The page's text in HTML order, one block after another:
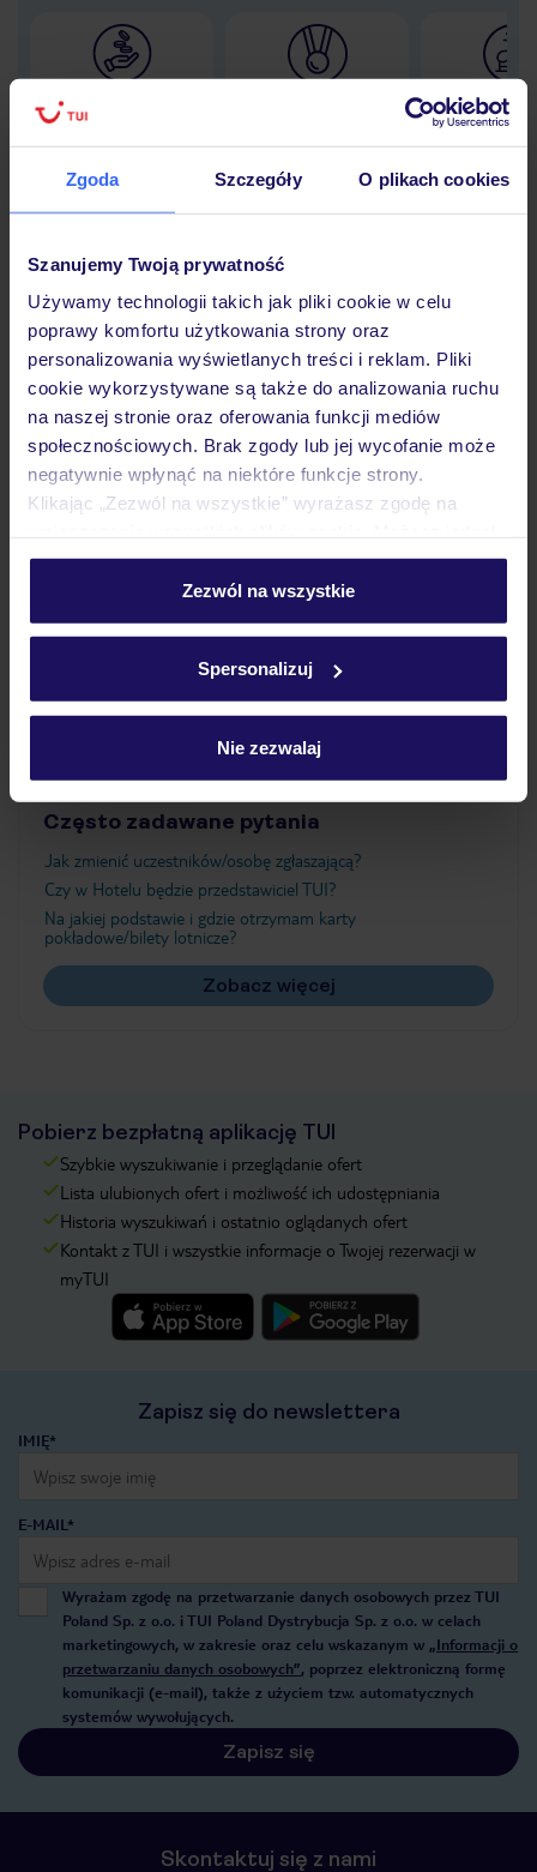
Zgoda Szczegóły O plikach cookies
Szanujemy Twoją prywatność
Używamy technologii takich jak pliki cookie w celu
poprawy komfortu użytkowania strony oraz
personalizowania wyświetlanych treści i reklam. Pliki
cookie wykorzystywane są także do analizowania ruchu
na naszej stronie oraz oferowania funkcji mediów
społecznościowych. Brak zgody lub jej wycofanie może
negatywnie wpłynąć na niektóre funkcje strony.
Klikając „Zezwól na wszystkie” wyrażasz zgodę na
personalizować swój wybór wchodząc w zakładkę
Szczegółowe informacje o plikach cookie znajdziesz
Zezwól na wszystkie
Spersonalizuj
Nie zezwalaj
30 lat w
Hotel
Opinie
Pokoje
Atrakcje
Ważne informacje
Często zadawane pytania
Jak zmienić uczestników/osobę zgłaszającą?
Czy w Hotelu będzie przedstawiciel TUI?
Na jakiej podstawie i gdzie otrzymam karty
pokładowe/bilety lotnicze?
Zobacz więcej
Pobierz bezpłatną aplikację TUI
Szybkie wyszukiwanie i przeglądanie ofert
Lista ulubionych ofert i możliwość ich udostępniania
Historia wyszukiwań i ostatnio oglądanych ofert
Kontakt z TUI i wszystkie informacje o Twojej rezerwacji w
myTUI
Zapisz się do newslettera
IMIĘ*
E-MAIL*
Wyrażam zgodę na przetwarzanie danych osobowych przez TUI
Poland Sp. z o.o. i TUI Poland Dystrybucja Sp. z o.o. w celach
marketingowych, w zakresie oraz celu wskazanym w „Informacji o
przetwarzaniu danych osobowych”, poprzez elektroniczną formę
komunikacji (e-mail), także z użyciem tzw. automatycznych
systemów wywołujących.
Zapisz się
Skontaktuj się z nami